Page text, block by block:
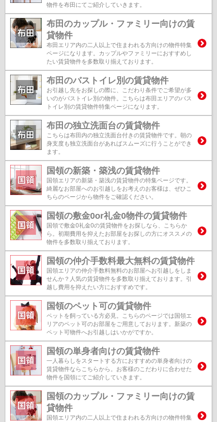
物件を布田にてご紹介していきます。
布田のカップル・ファミリー向けの賃
貸物件
布田エリア内の二人以上で住まわれる方向けの物件特集
ページになります。カップルやファミリーにおすすめし
たい賃貸物件を多数取り揃えております。
布田のバストイレ別の賃貸物件
お引越し先をお探しの際に、こだわり条件でご希望が多
いのがバストイレ別の物件。こちらは布田エリアのバス
トイレ別の賃貸物件特集ページになります。
布田の独立洗面台の賃貸物件
こちらは布田内の独立洗面台付きの賃貸物件です。朝の
身支度も独立洗面台があればスムーズに行うことができ
ます。
国領の新築・築浅の賃貸物件
国領エリアの新築・築浅の賃貸物件の特集ページです。
綺麗なお部屋へのお引越しをお考えのお客様は、ぜひこ
ちらのページから物件をご確認ください。
国領の敷金0or礼金0物件の賃貸物件
国領で敷金0礼金0の賃貸物件をお探しなら、こちらか
ら。初期費用を抑えたお部屋をお探しの方にオススメの
物件を多数取り揃えております。
国領の仲介手数料最大無料の賃貸物件
国領エリアの仲介手数料無料のお部屋へお引越しをしま
せんか？人気の賃貸物件を多数取り揃えております。引
越し費用を抑えたい方におすすめです。
国領のペット可の賃貸物件
ペットを飼っている方必見。こちらのページでは国領エ
リアのペット可のお部屋をご用意しております。新築の
ペット可物件へお引越しはいかがですか。
国領の単身者向けの賃貸物件
一人暮らしをスタートする方におすすめの単身者向けの
賃貸物件ならこちらから。お客様のこだわりに合わせた
物件を国領にてご紹介していきます。
国領のカップル・ファミリー向けの賃
貸物件
国領エリア内の二人以上で住まわれる方向けの物件特集